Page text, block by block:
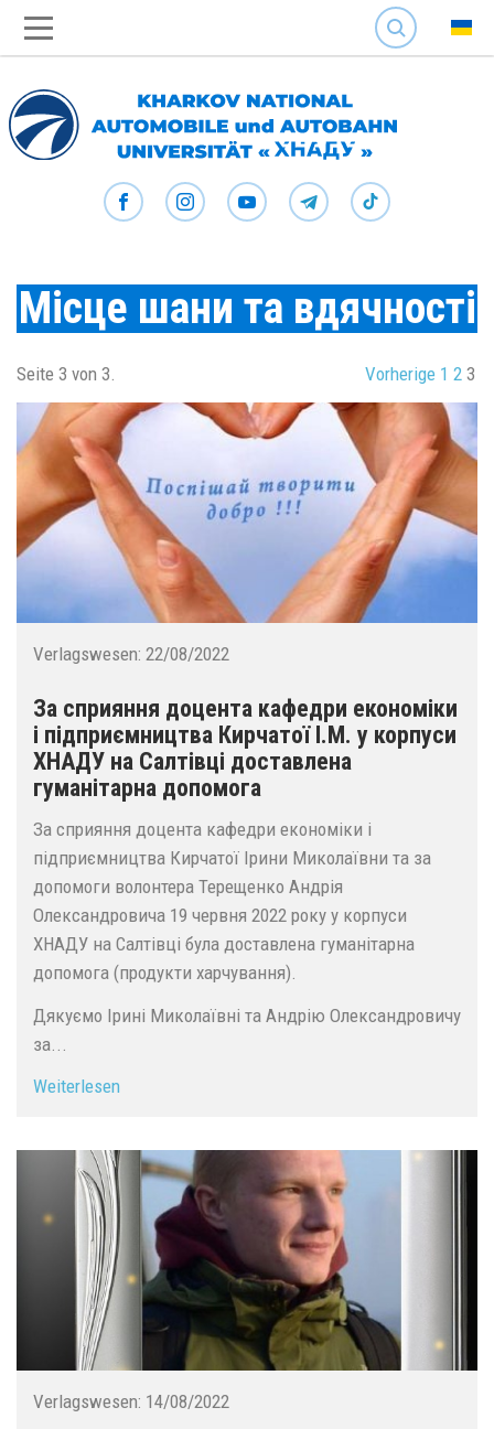
SEARCH
Місце шани та вдячності
Seite 3 von 3. Vorherige 1 2 3
Verlagswesen: 22/08/2022
За сприяння доцента кафедри економіки
і підприємництва Кирчатої І.М. у корпуси
ХНАДУ на Салтівці доставлена
гуманітарна допомога
За сприяння доцента кафедри економіки і
підприємництва Кирчатої Ірини Миколаївни та за
допомоги волонтера Терещенко Андрія
Олександровича 19 червня 2022 року у корпуси
ХНАДУ на Салтівці була доставлена гуманітарна
допомога (продукти харчування).
Дякуємо Ірині Миколаївні та Андрію Олександровичу
за...
Weiterlesen
Verlagswesen: 14/08/2022